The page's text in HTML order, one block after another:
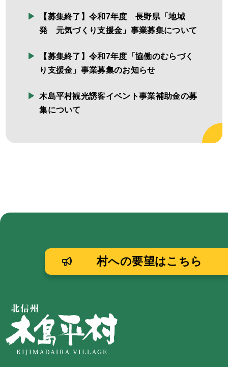
【募集終了】令和7年度 長野県「地域
発 元気づくり支援金」事業募集について
【募集終了】令和7年度「協働のむらづく
り支援金」事業募集のお知らせ
木島平村観光誘客イベント事業補助金の募
集について
村への要望はこちら